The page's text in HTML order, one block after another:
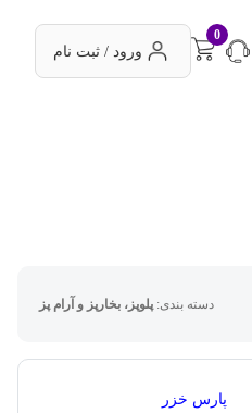
0
ورود / ثبت نام
دسته بندی: پلوپز، بخارپز و آرام پز
پارس خزر